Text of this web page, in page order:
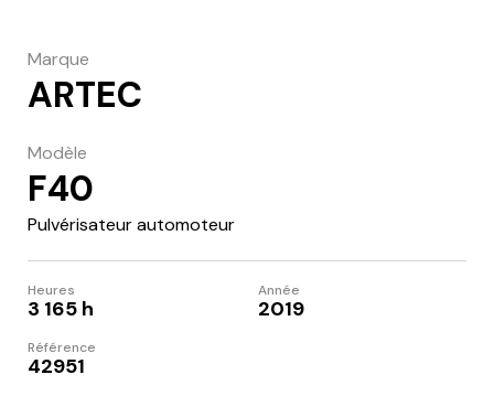
Marque
ARTEC
Modèle
F40
Pulvérisateur automoteur
Heures
3 165 h
Année
2019
Référence
42951